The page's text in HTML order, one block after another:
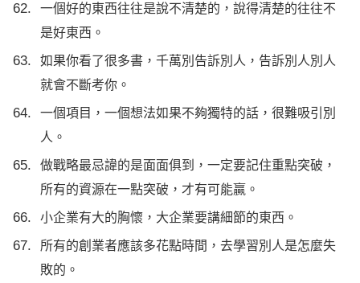
一個好的東西往往是說不清楚的，說得清楚的往往不
是好東西。
如果你看了很多書，千萬別告訴別人，告訴別人別人
就會不斷考你。
一個項目，一個想法如果不夠獨特的話，很難吸引別
人。
做戰略最忌諱的是面面俱到，一定要記住重點突破，
所有的資源在一點突破，才有可能贏。
小企業有大的胸懷，大企業要講細節的東西。
所有的創業者應該多花點時間，去學習別人是怎麼失
敗的。